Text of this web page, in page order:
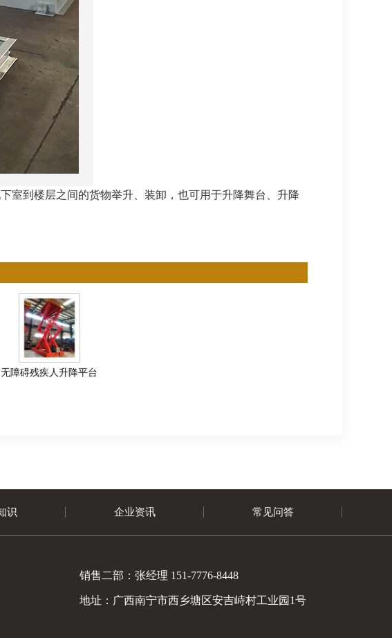
室到楼层之间的货物举升、装卸，也可用于升降舞台、升降
无障碍残疾人升降平台
识 企业资讯 常见问答
销售二部：张经理 151-7776-8448
地址：广西南宁市西乡塘区安吉峙村工业园1号